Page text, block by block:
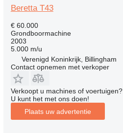
Beretta T43
€ 60.000
Grondboormachine
2003
5.000 m/u
Verenigd Koninkrijk, Billingham
Contact opnemen met verkoper
Verkoopt u machines of voertuigen?
U kunt het met ons doen!
Plaats uw advertentie